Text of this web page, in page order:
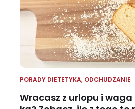
PORADY DIETETYKA, ODCHUDZANIE
Wracasz z urlopu i waga